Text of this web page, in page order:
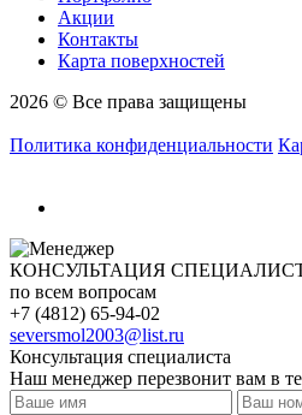
Акции
Контакты
Карта поверхностей
2026 © Все права защищены
Политика конфиденциальности
КОНСУЛЬТАЦИЯ
по всем вопросам
+7 (4812) 65-94-02
seversmol2003@list.ru
Консультация специалиста
Наш менеджер перезвонит вам в